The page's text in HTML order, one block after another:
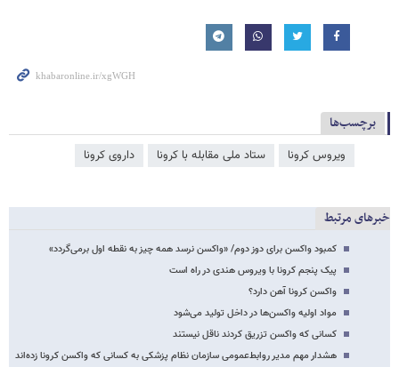
برچسب‌ها
ویروس کرونا ستاد ملی مقابله با کرونا داروی کرونا
خبرهای مرتبط
کمبود واکسن برای دوز دوم/ «واکسن نرسد همه چیز به نقطه اول برمی‌گردد»
پیک پنجم کرونا با ویروس هندی در راه است
واکسن کرونا آهن دارد؟
مواد اولیه واکسن‌ها در داخل تولید می‌شود
کسانی که واکسن تزریق کردند ناقل نیستند
هشدار مهم مدیر روابط‌عمومی سازمان نظام پزشکی به کسانی که واکسن کرونا زده‌اند